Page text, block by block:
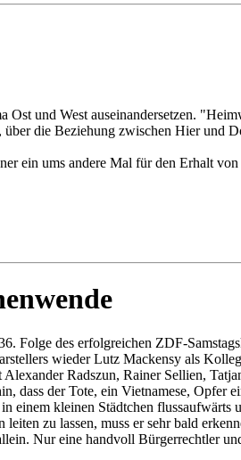
und West auseinandersetzen.
die Beziehung zwischen Hier und
ein ums andere Mal für den Erhalt
Folge des erfolgreichen ZDF-
wieder Lutz Mackensy als
Radszun, Rainer Sellien,
dass der Tote, ein Vietnamese,
einem kleinen Städtchen
zu lassen, muss er sehr bald
Nur eine handvoll Bürgerrechtler